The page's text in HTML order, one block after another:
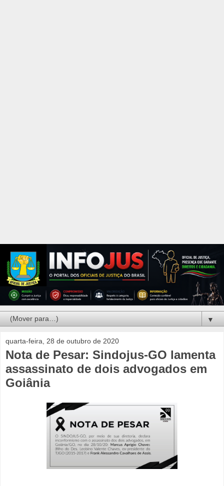
▼
quarta-feira, 28 de outubro de 2020
Nota de Pesar: Sindojus-GO lamenta
assassinato de dois advogados em
Goiânia